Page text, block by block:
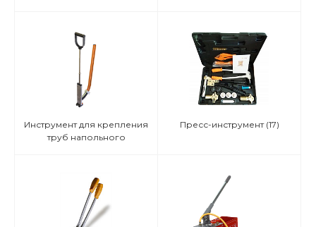
Инструмент для крепления
труб напольного
Пресс-инструмент (17)